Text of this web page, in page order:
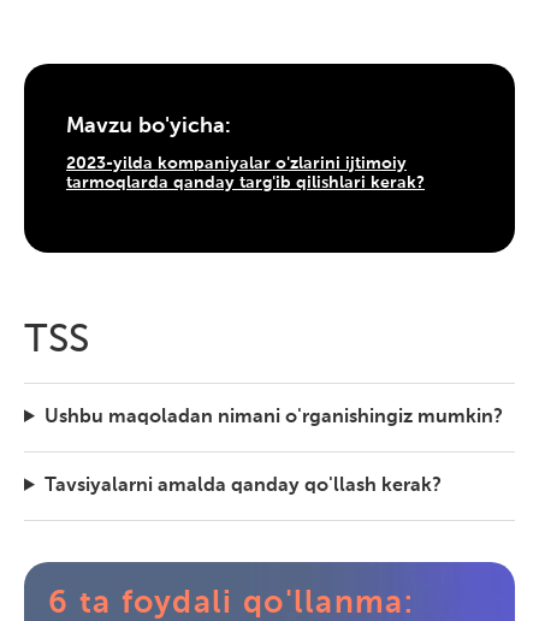
Mavzu bo'yicha:
2023-yilda kompaniyalar o'zlarini ijtimoiy
tarmoqlarda qanday targ'ib qilishlari kerak?
TSS
Ushbu maqoladan nimani o'rganishingiz mumkin?
Tavsiyalarni amalda qanday qo'llash kerak?
6 ta foydali qo'llanma: